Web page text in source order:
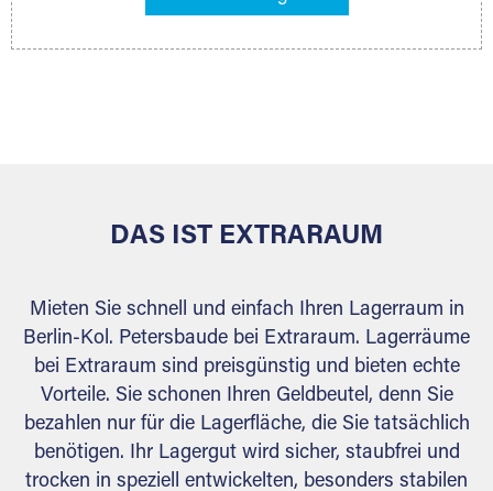
Ihr Lagergut wird bei Ihrem Extraraum Partner
DAS IST EXTRARAUM
Mieten Sie schnell und einfach Ihren Lagerraum in
Berlin-Kol. Petersbaude bei Extraraum. Lagerräume
bei Extraraum sind preisgünstig und bieten echte
Vorteile. Sie schonen Ihren Geldbeutel, denn Sie
bezahlen nur für die Lagerfläche, die Sie tatsächlich
benötigen. Ihr Lagergut wird sicher, staubfrei und
trocken in speziell entwickelten, besonders stabilen